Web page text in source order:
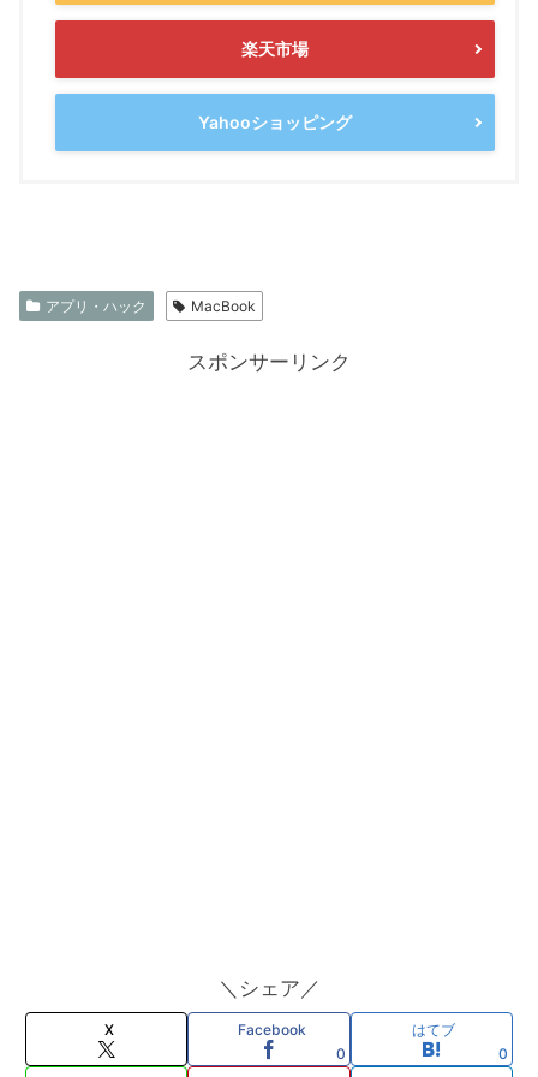
楽天市場
Yahooショッピング
アプリ・ハック MacBook
スポンサーリンク
＼シェア／
X
Facebook
0
はてブ
0